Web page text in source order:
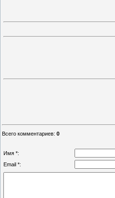
Всего комментариев: 0
Имя *:
Email *: